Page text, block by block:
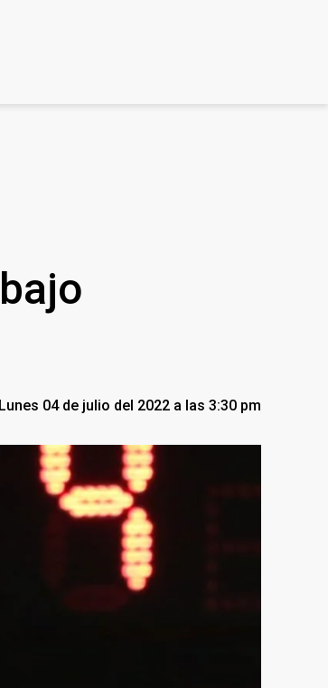
Lunes 04 de julio del 2022 a las 3:30 pm